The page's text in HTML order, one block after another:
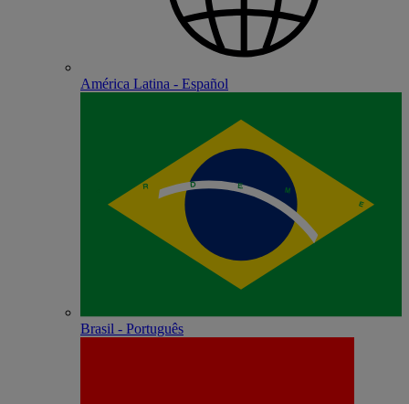
América Latina - Español
Brasil - Português